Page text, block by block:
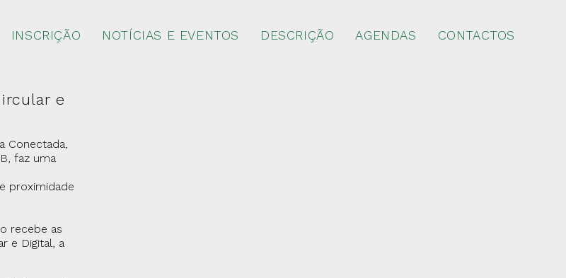
INSCRIÇÃO NOTÍCIAS E EVENTOS DESCRIÇÃO AGENDAS CONTACTOS
e
Conectada,
faz uma
proximidade
recebe as
e Digital, a